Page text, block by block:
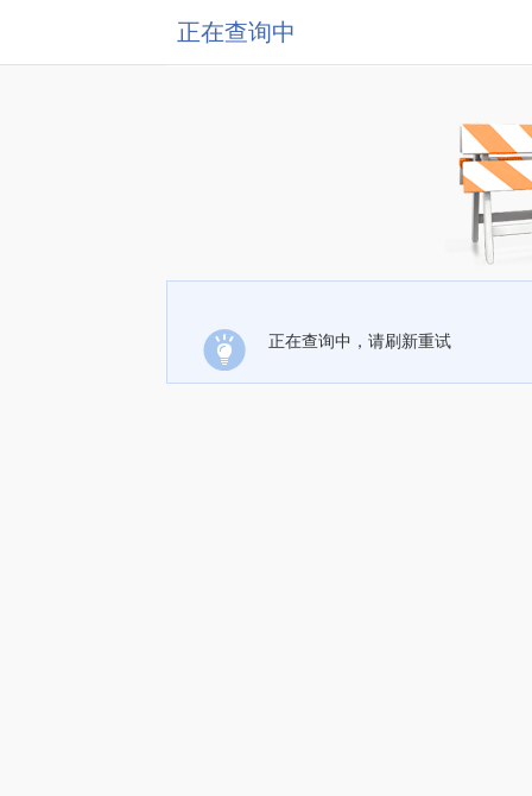
正在查询中
正在查询中，请刷新重试